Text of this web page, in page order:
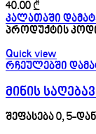
40.00₾
კალათაში
პროდუქტის
Quick view
რჩეულებში
მინის
შეფასება0, 5-დან